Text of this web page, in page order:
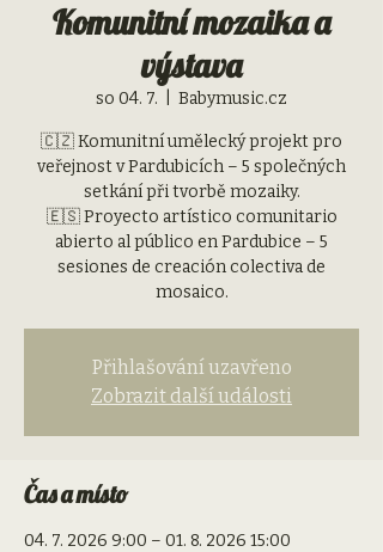
Komunitní mozaika a
výstava
so 04. 7. Babymusic.cz
🇨🇿 Komunitní umělecký projekt pro
veřejnost v Pardubicích – 5 společných
setkání při tvorbě mozaiky.
🇪🇸 Proyecto artístico comunitario
abierto al público en Pardubice – 5
sesiones de creación colectiva de
mosaico.
Přihlašování uzavřeno
Zobrazit další události
Čas a místo
04. 7. 2026 9:00 – 01. 8. 2026 15:00